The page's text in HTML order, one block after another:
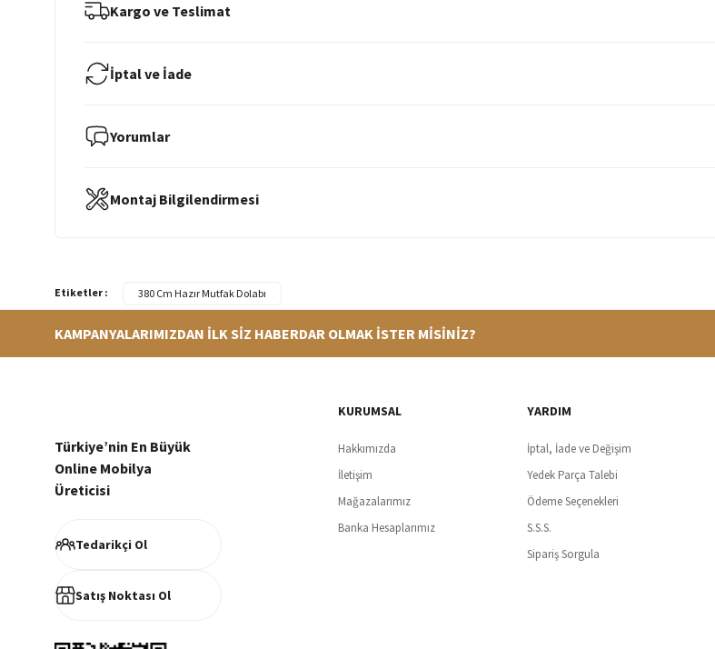
Kargo ve Teslimat
İptal ve İade
Yorumlar
Montaj Bilgilendirmesi
Etiketler : 380 Cm Hazır Mutfak Dolabı
Siparişleriniz en kısa sürede hazırlanarak kargoya verilir
256Bit SSl sertifikası ve 3D ödeme ile bilgileriniz güvende
%100 müşteri memnuniyeti odaklı ve güvenilir hizmet anlayışı
KAMPANYALARIMIZDAN İLK SİZ HABERDAR OLMAK İSTER MİSİNİZ?
Türkiye’nin En Büyük
Online Mobilya
Üreticisi
Tedarikçi Ol
Satış Noktası Ol
KURUMSAL
Hakkımızda
İletişim
Mağazalarımız
Banka Hesaplarımız
YARDIM
İptal, İade ve Değişim
Yedek Parça Talebi
Ödeme Seçenekleri
S.S.S.
Sipariş Sorgula